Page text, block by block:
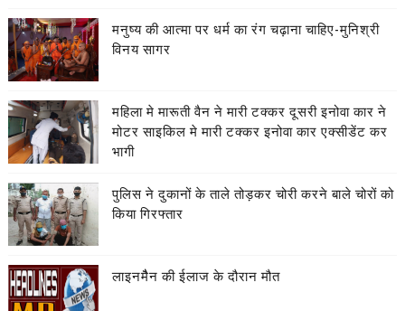
मनुष्य की आत्मा पर धर्म का रंग चढ़ाना चाहिए-मुनिश्री
विनय सागर
महिला मे मारूती वैन ने मारी टक्कर दूसरी इनोवा कार ने
मोटर साइकिल मे मारी टक्कर इनोवा कार एक्सीडेंट कर
भागी
पुलिस ने दुकानों के ताले तोड़कर चोरी करने बाले चोरों को
किया गिरफ्तार
लाइनमैैन की ईलाज के दौरान मौत